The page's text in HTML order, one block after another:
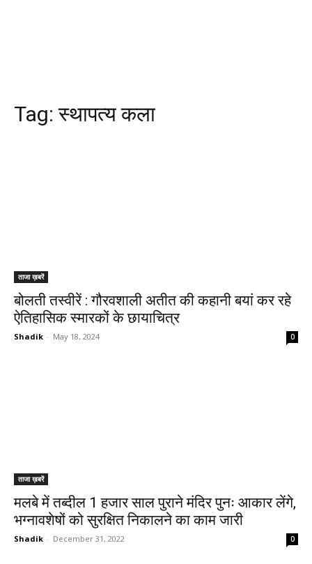
Tag:स्थापत्य कला
ताजा ख़बरें
बोलती तस्वीरें : गौरवशाली अतीत की कहानी बयां कर रहे
ऐतिहासिक स्मारकों के छायाचित्र
Shadik - May 18, 2024 0
ताजा ख़बरें
मलबे में तब्दील 1 हजार साल पुराने मंदिर पुनः आकार लेंगे,
भग्नावशेषों को सुरक्षित निकालने का काम जारी
Shadik - December 31, 2022 0